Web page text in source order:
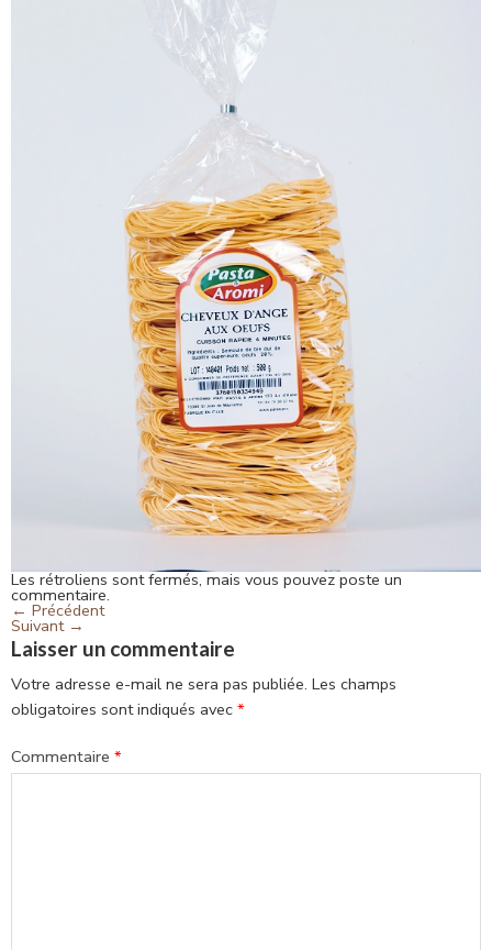
Les rétroliens sont fermés, mais vous pouvezposte un
commentaire.
← Précédent
Suivant →
Laisser un commentaire
Votre adresse e-mail ne sera pas publiée. Les champs
obligatoires sont indiqués avec *
Commentaire *